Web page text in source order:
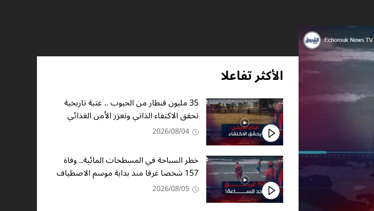
الأكثر تفاعلا
35 مليون قنطار من الحبوب .. عتبة تاريخية
تحقق الاكتفاء الذاتي وتعزز الأمن الغذائي
2026/08/04
خطر السباحة في المسطحات المائية.. وفاة
157 شخصا غرقا منذ بداية موسم الاصطياف
2026/08/05